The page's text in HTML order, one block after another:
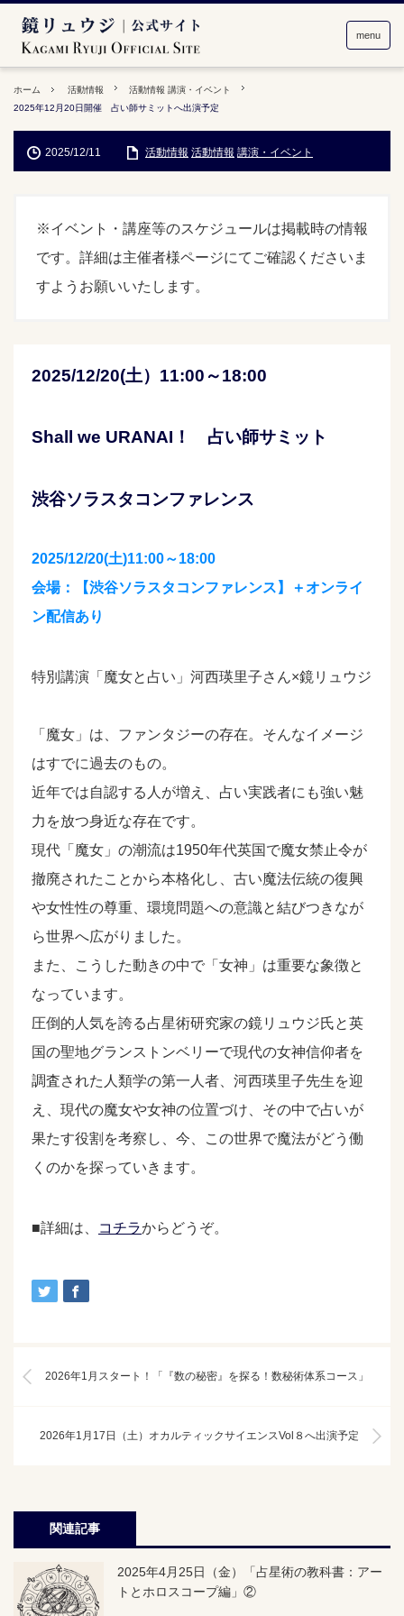
menu
ホーム 活動情報 活動情報 講演・イベント
2025年12月20日開催 占い師サミットへ出演予定
2025/12/11 活動情報 活動情報 講演・イベント
※イベント・講座等のスケジュールは掲載時の情報
です。詳細は主催者様ページにてご確認くださいま
すようお願いいたします。
2025/12/20(土）11:00～18:00
Shall we URANAI！ 占い師サミット
渋谷ソラスタコンファレンス
2025/12/20(土)11:00～18:00
会場：【渋谷ソラスタコンファレンス】＋オンライ
ン配信あり
特別講演「魔女と占い」河西瑛里子さん×鏡リュウジ
「魔女」は、ファンタジーの存在。そんなイメージ
はすでに過去のもの。
近年では自認する人が増え、占い実践者にも強い魅
力を放つ身近な存在です。
現代「魔女」の潮流は1950年代英国で魔女禁止令が
撤廃されたことから本格化し、古い魔法伝統の復興
や女性性の尊重、環境問題への意識と結びつきなが
ら世界へ広がりました。
また、こうした動きの中で「女神」は重要な象徴と
なっています。
圧倒的人気を誇る占星術研究家の鏡リュウジ氏と英
国の聖地グランストンベリーで現代の女神信仰者を
調査された人類学の第一人者、河西瑛里子先生を迎
え、現代の魔女や女神の位置づけ、その中で占いが
果たす役割を考察し、今、この世界で魔法がどう働
くのかを探っていきます。
■詳細は、 コチラからどうぞ。
2026年1月スタート！「『数の秘密』を探る！数秘術体系コース」
2026年1月17日（土）オカルティックサイエンスVol８へ出演予定
関連記事
2025年4月25日（金）「占星術の教科書：アー
トとホロスコープ編」②